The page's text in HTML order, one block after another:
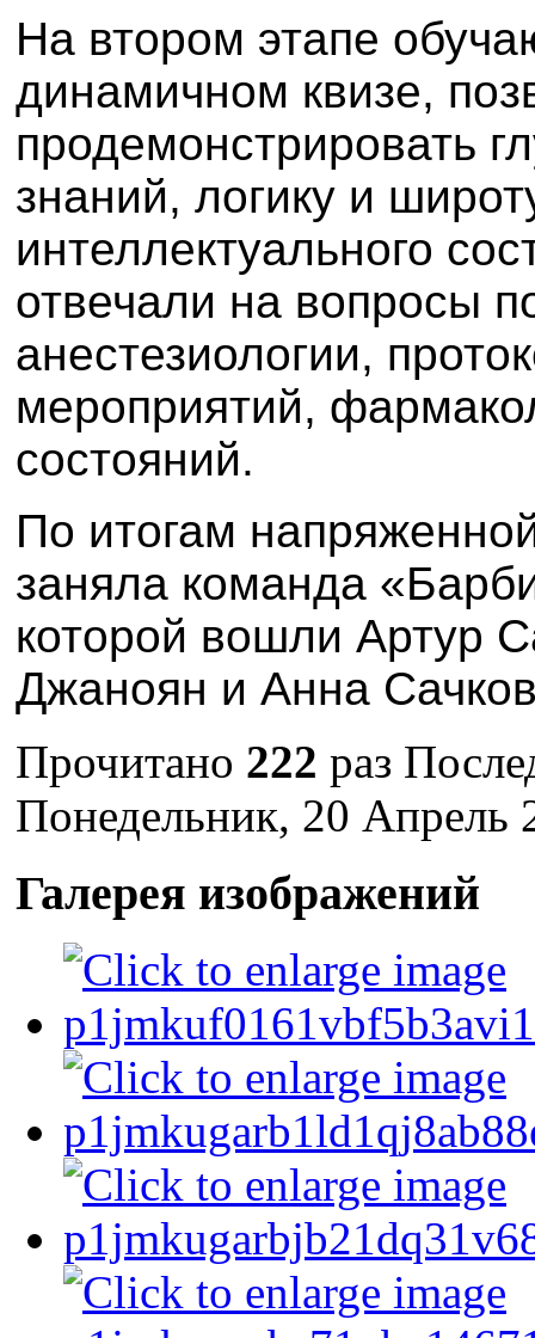
На втором этапе
динамичном квизе,
продемонстрировать
знаний, логику и
интеллектуального
отвечали на вопросы
анестезиологии,
мероприятий,
состояний.
По итогам
заняла команда
которой вошли Артур
Джаноян и Анна
Прочитано 222 раз
Понедельник, 20 Апрель
Галерея изображений